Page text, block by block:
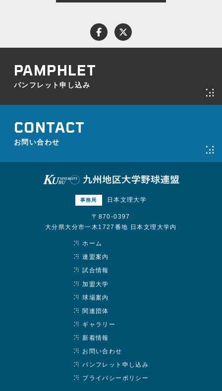
パンフレット申し込み
お問い合わせ
事務局 日本文理大学
〒870-0397
大分県大分市一木1727番地 日本文理大学内
ホーム
連盟案内
試合情報
加盟大学
球場案内
関連団体
ギャラリー
新着情報
お問い合わせ
パンフレット申し込み
プライバシーポリシー